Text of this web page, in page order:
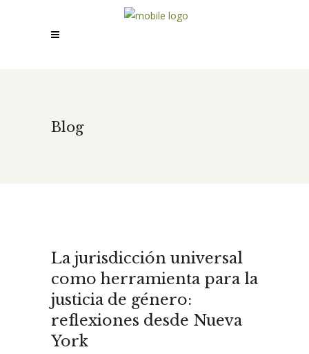
Blog
La jurisdicción universal
como herramienta para la
justicia de género:
reflexiones desde Nueva
York